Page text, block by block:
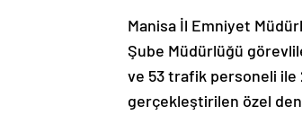
Manisa İl Emniyet
Şube Müdürlüğü
ve 53 trafik personeli
gerçekleştirilen özel